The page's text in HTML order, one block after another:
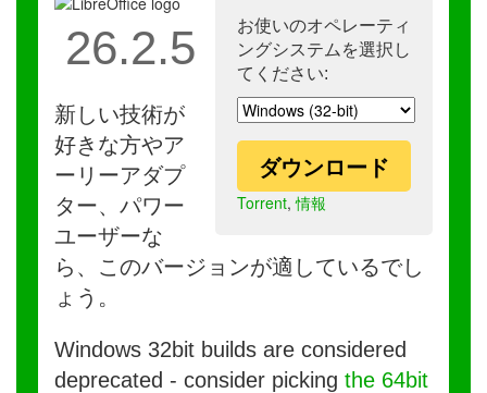
お使いのオペレーティ
ングシステムを選択し
てください:
ダウンロード
Torrent,情報
26.2.5
新しい技術が
好きな方やア
ーリーアダプ
ター、パワー
ユーザーな
ら、このバージョンが適しているでし
ょう。
Windows 32bit builds are considered
deprecated - consider picking the 64bit